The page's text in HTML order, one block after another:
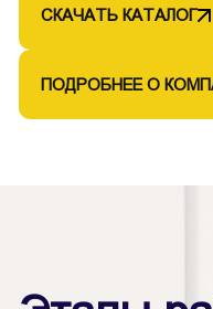
СКАЧАТЬ КАТАЛОГ
ПОДРОБНЕЕ О